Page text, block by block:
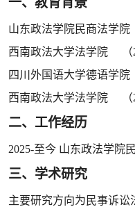
山东政法学院民商法学院
西南政法大学法学院
（
四川外国语大学德语学院
西南政法大学法学院
（
二、工作经历
2025-至今 山东政法学院
三、学术研究
主要研究方向为民事诉讼